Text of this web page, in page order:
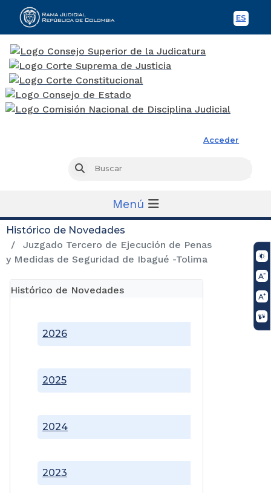
ES
Acceder
Buscar
Menú
Histórico de Novedades
Juzgado Tercero de Ejecución de Penas
y Medidas de Seguridad de Ibagué -Tolima
Histórico de Novedades
2023
2024
2025
2026